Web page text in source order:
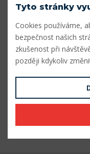
Šířka profilu (mm)
Výška profilu (mm)
Vnitřní délka Li (mm)
Výpočtová délka Lw
Tyto stránky
Cookies používáme,
bezpečnost našich
zkušenost při
později kdykoliv